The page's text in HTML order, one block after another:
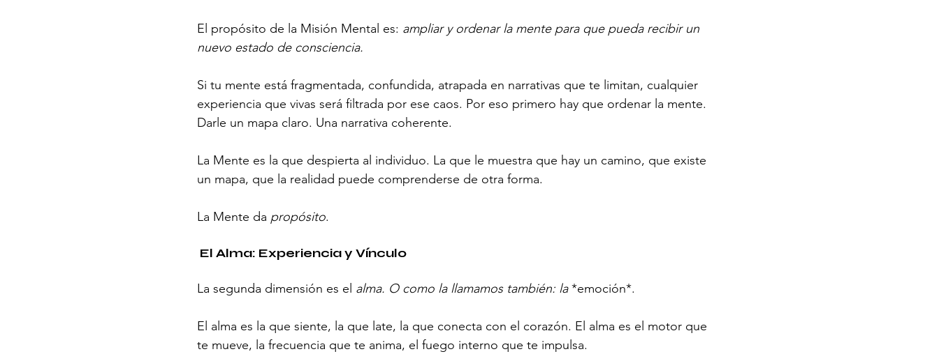
El propósito de la Misión Mental es: ampliar y ordenar la mente para que pueda recibir un
nuevo estado de consciencia.
Si tu mente está fragmentada, confundida, atrapada en narrativas que te limitan, cualquier
experiencia que vivas será filtrada por ese caos. Por eso primero hay que ordenar la mente.
Darle un mapa claro. Una narrativa coherente.
La Mente es la que despierta al individuo. La que le muestra que hay un camino, que existe
un mapa, que la realidad puede comprenderse de otra forma.
La Mente da propósito.
El Alma: Experiencia y Vínculo
La segunda dimensión es el alma. O como la llamamos también: la *emoción*.
El alma es la que siente, la que late, la que conecta con el corazón. El alma es el motor que
te mueve, la frecuencia que te anima, el fuego interno que te impulsa.